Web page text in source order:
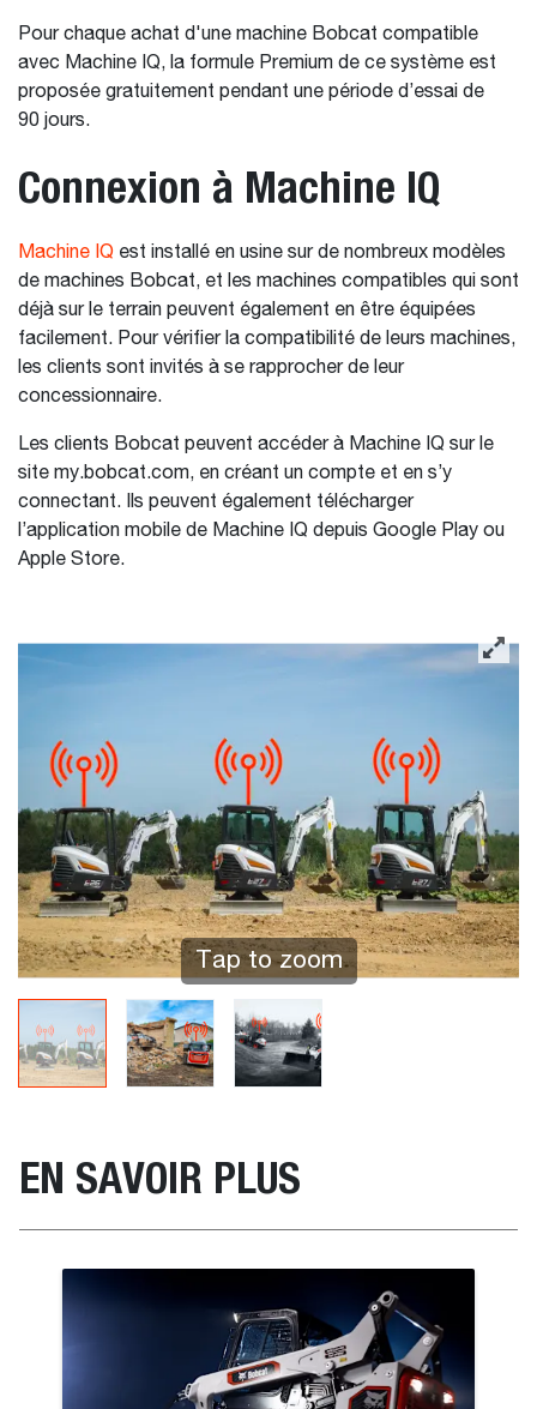
Pour chaque achat d'une machine Bobcat compatible
avec Machine IQ, la formule Premium de ce système est
proposée gratuitement pendant une période d’essai de
90 jours.
Connexion à Machine IQ
Machine IQ est installé en usine sur de nombreux modèles
de machines Bobcat, et les machines compatibles qui sont
déjà sur le terrain peuvent également en être équipées
facilement. Pour vérifier la compatibilité de leurs machines,
les clients sont invités à se rapprocher de leur
concessionnaire.
Les clients Bobcat peuvent accéder à Machine IQ sur le
site my.bobcat.com, en créant un compte et en s’y
connectant. Ils peuvent également télécharger
l’application mobile de Machine IQ depuis Google Play ou
Apple Store.
Tap to zoom
EN SAVOIR PLUS